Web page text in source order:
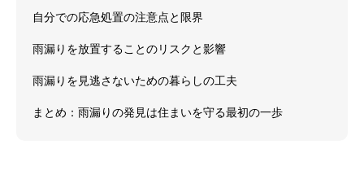
自分での応急処置の注意点と限界
雨漏りを放置することのリスクと影響
雨漏りを見逃さないための暮らしの工夫
まとめ：雨漏りの発見は住まいを守る最初の一歩